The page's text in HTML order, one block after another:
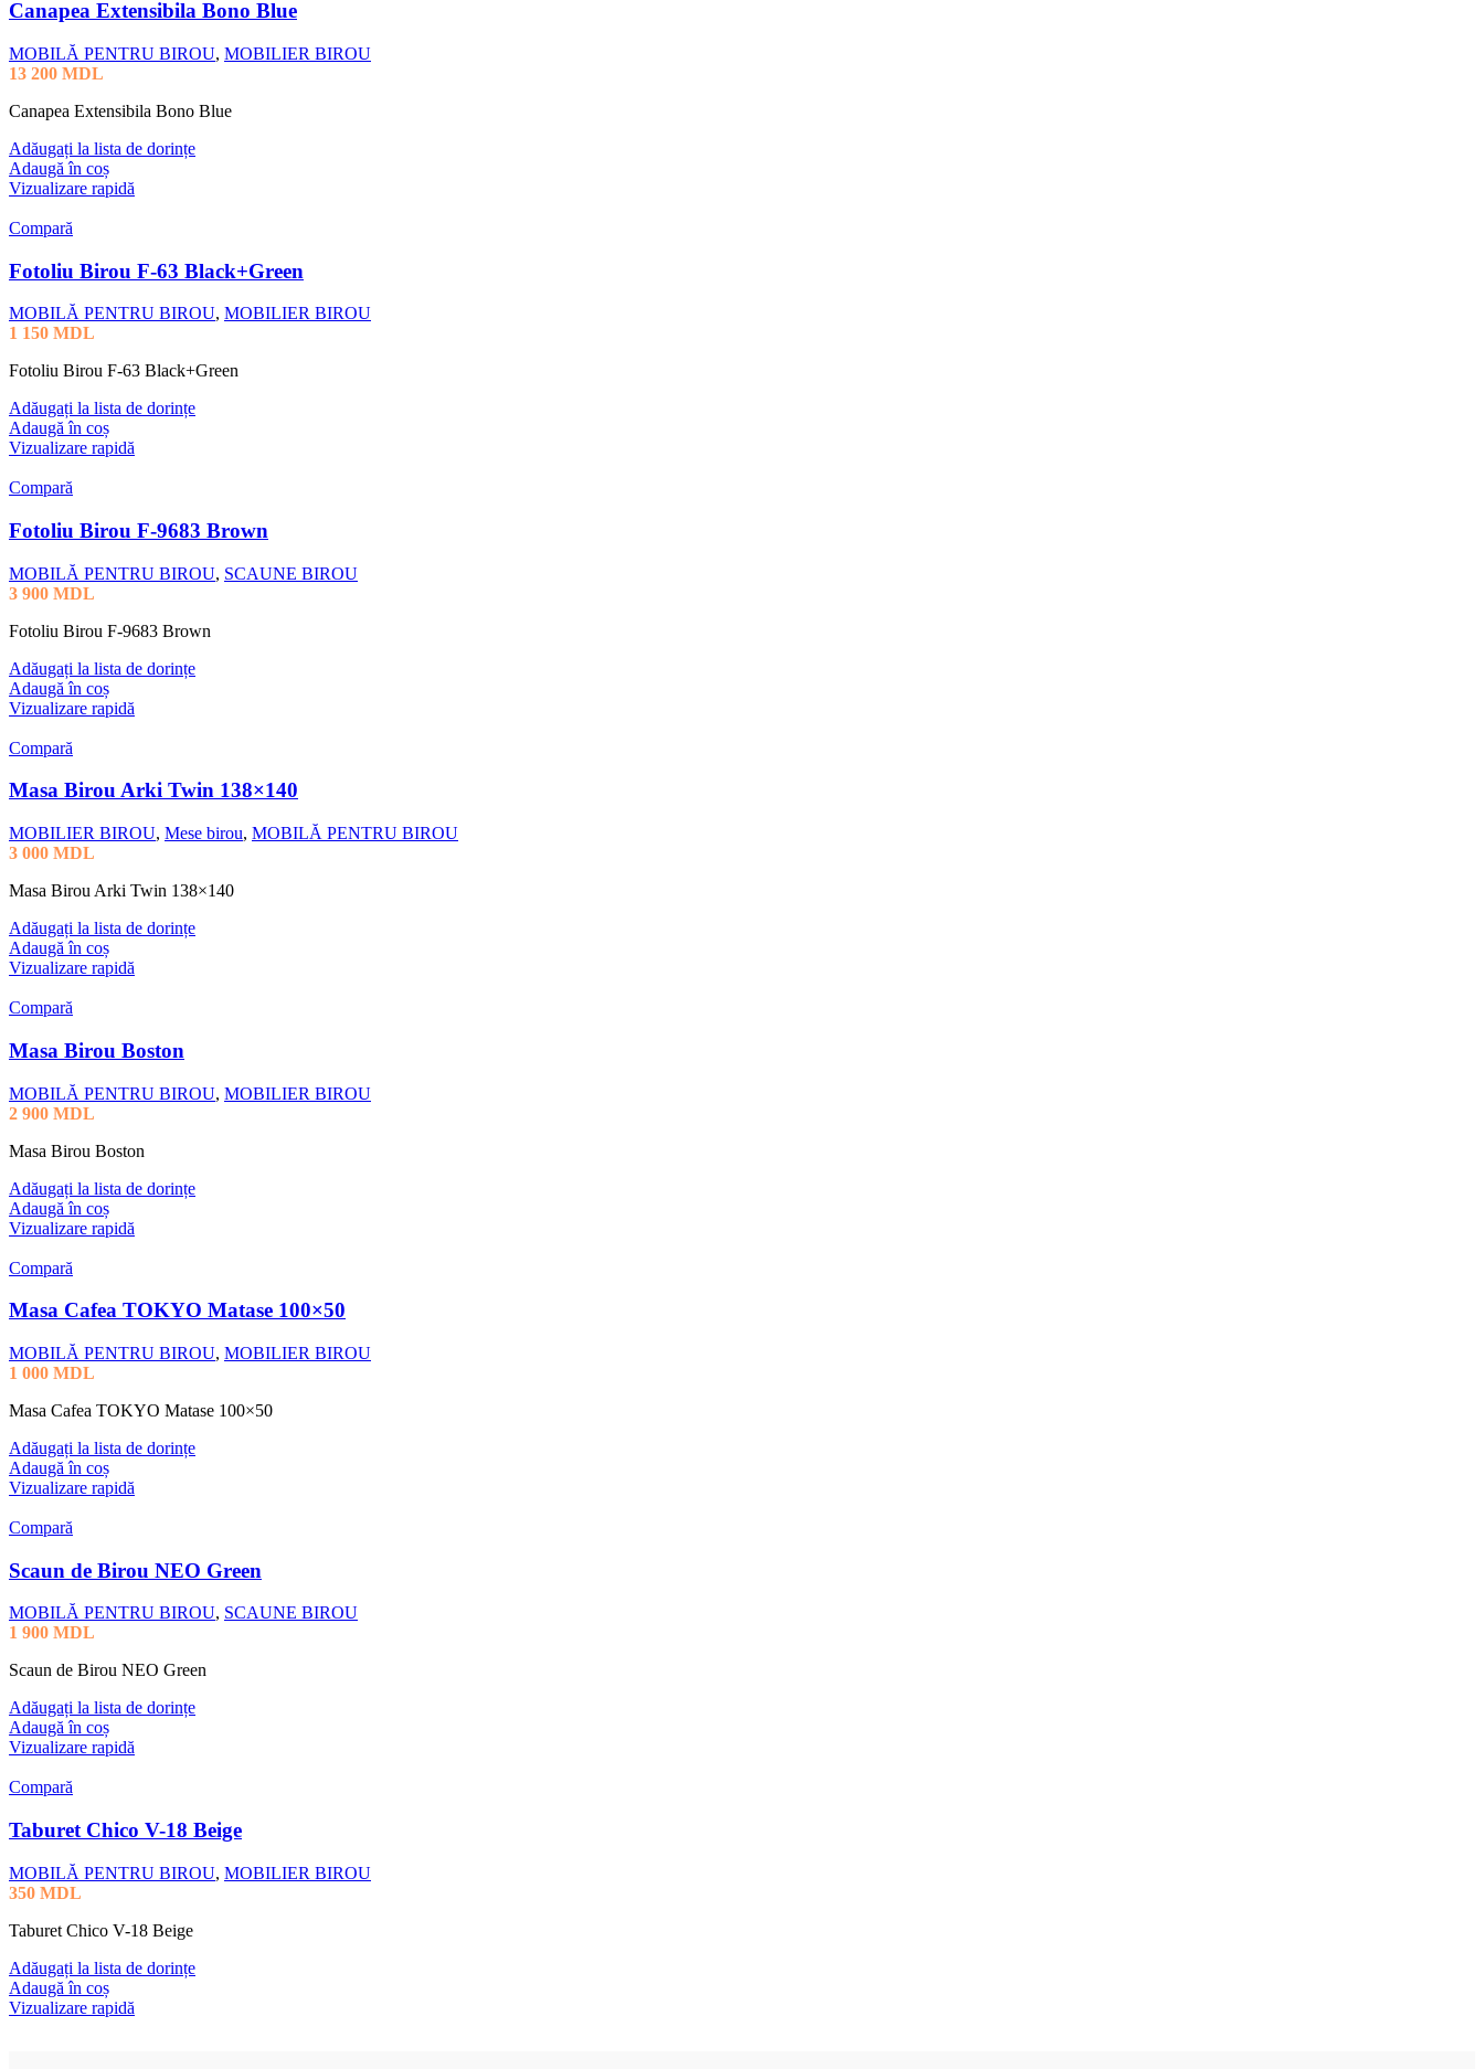
Canapea Extensibila Bono Blue
MOBILĂ PENTRU BIROU, MOBILIER BIROU
13 200 MDL
Canapea Extensibila Bono Blue
Adăugați la lista de dorințe
Adaugă în coș
Vizualizare rapidă
Compară
Fotoliu Birou F-63 Black+Green
MOBILĂ PENTRU BIROU, MOBILIER BIROU
1 150 MDL
Fotoliu Birou F-63 Black+Green
Adăugați la lista de dorințe
Adaugă în coș
Vizualizare rapidă
Compară
Fotoliu Birou F-9683 Brown
MOBILĂ PENTRU BIROU, SCAUNE BIROU
3 900 MDL
Fotoliu Birou F-9683 Brown
Adăugați la lista de dorințe
Adaugă în coș
Vizualizare rapidă
Compară
Masa Birou Arki Twin 138×140
MOBILIER BIROU, Mese birou, MOBILĂ PENTRU BIROU
3 000 MDL
Masa Birou Arki Twin 138×140
Adăugați la lista de dorințe
Adaugă în coș
Vizualizare rapidă
Compară
Masa Birou Boston
MOBILĂ PENTRU BIROU, MOBILIER BIROU
2 900 MDL
Masa Birou Boston
Adăugați la lista de dorințe
Adaugă în coș
Vizualizare rapidă
Compară
Masa Cafea TOKYO Matase 100×50
MOBILĂ PENTRU BIROU, MOBILIER BIROU
1 000 MDL
Masa Cafea TOKYO Matase 100×50
Adăugați la lista de dorințe
Adaugă în coș
Vizualizare rapidă
Compară
Scaun de Birou NEO Green
MOBILĂ PENTRU BIROU, SCAUNE BIROU
1 900 MDL
Scaun de Birou NEO Green
Adăugați la lista de dorințe
Adaugă în coș
Vizualizare rapidă
Compară
Taburet Chico V-18 Beige
MOBILĂ PENTRU BIROU, MOBILIER BIROU
350 MDL
Taburet Chico V-18 Beige
Adăugați la lista de dorințe
Adaugă în coș
Vizualizare rapidă